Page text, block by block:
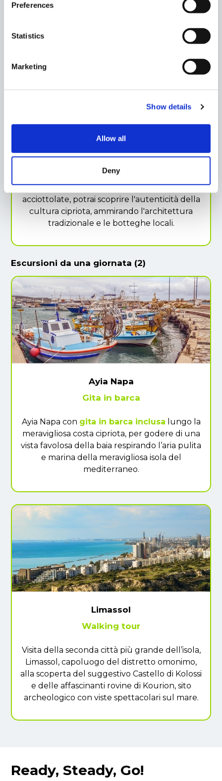
Preferences
Statistics
Marketing
Show details
Allow all
Deny
Walking tour
Walking tour di Lefkara Village, pittoresco
merletti artigianali e l’argenteria finemente
lavorata. Passeggiando tra le sue stradine
acciottolate, potrai scoprire l'autenticità della
cultura cipriota, ammirando l'architettura
tradizionale e le botteghe locali.
Escursioni da una giornata (2)
Ayia Napa
Gita in barca
Ayia Napa con gita in barca inclusa lungo la
meravigliosa costa cipriota, per godere di una
vista favolosa della baia respirando l’aria pulita
e marina della meravigliosa isola del
mediterraneo.
Limassol
Walking tour
Visita della seconda città più grande dell’isola,
Limassol, capoluogo del distretto omonimo,
alla scoperta del suggestivo Castello di Kolossi
e delle affascinanti rovine di Kourion, sito
archeologico con viste spettacolari sul mare.
Ready, Steady, Go!